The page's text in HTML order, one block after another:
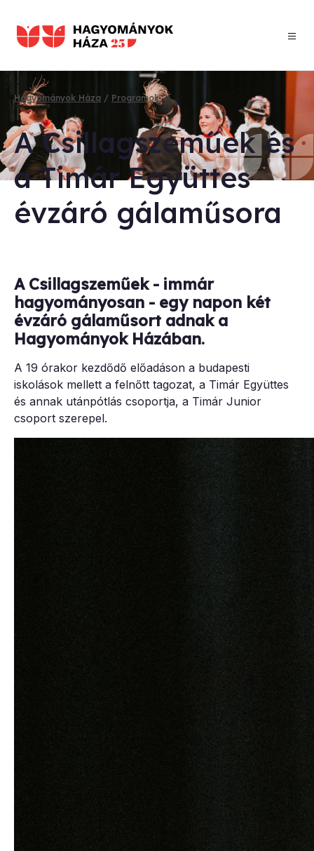
tartalomra
Morzsa
Hagyományok Háza Programok
A Csil­lag­sze­mű­ek és
a Timár Együt­tes
év­zá­ró gá­la­mű­so­ra
A Csillagszeműek - immár
hagyományosan - egy napon két
évzáró gálaműsort adnak a
Hagyományok Házában.
A 19 órakor kezdődő előadáson a budapesti
iskolások mellett a felnőtt tagozat, a Timár Együttes
és annak utánpótlás csoportja, a Timár Junior
csoport szerepel.